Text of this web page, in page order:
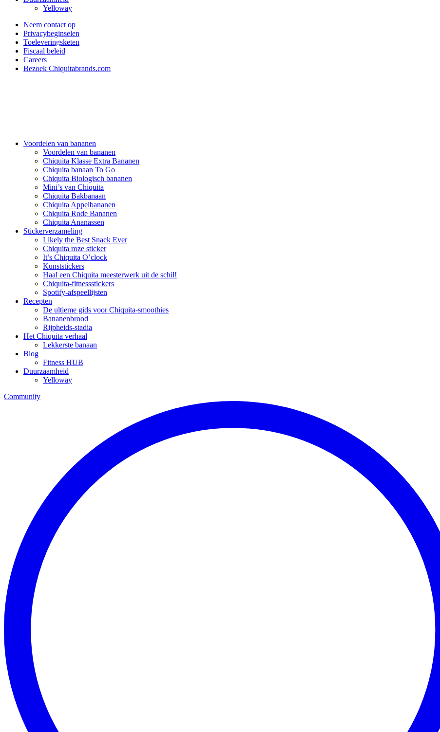
Yelloway
Neem contact op
Privacybeginselen
Toeleveringsketen
Fiscaal beleid
Careers
Bezoek Chiquitabrands.com
Voordelen van bananen
Voordelen van bananen
Chiquita Klasse Extra Bananen
Chiquita banaan To Go
Chiquita Biologisch bananen
Mini’s van Chiquita
Chiquita Bakbanaan
Chiquita Appelbananen
Chiquita Rode Bananen
Chiquita Ananassen
Stickerverzameling
Likely the Best Snack Ever
Chiquita roze sticker
It’s Chiquita O’clock
Kunststickers
Haal een Chiquita meesterwerk uit de schil!
Chiquita-fitnessstickers
Spotify-afspeellijsten
Recepten
De ultieme gids voor Chiquita-smoothies
Bananenbrood
Rijpheids-stadia
Het Chiquita verhaal
Lekkerste banaan
Blog
Fitness HUB
Duurzaamheid
Yelloway
Community